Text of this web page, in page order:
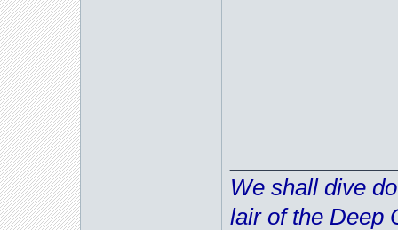
We shall dive
lair of the Deep